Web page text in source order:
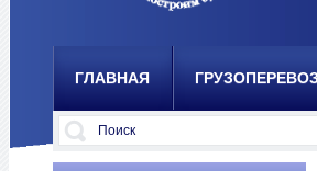
ГЛАВНАЯ